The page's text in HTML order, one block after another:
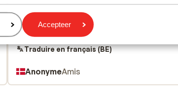
Accepteer
7.4 Très bien
Pænt og godt voksen hotel, med mulighe for
benytte faceliteter på nabo hotellet.
Pænt og godt voksen hotel, med mulighe for
benytte faceliteter på nabo hotellet.
Traduire en français (BE)
AnonymeAmis